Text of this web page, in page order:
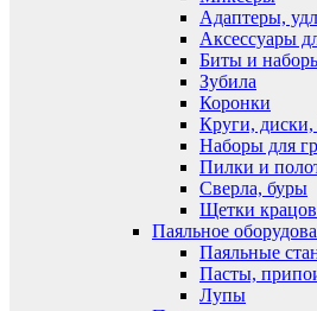
Адаптеры,
Аксессуары
Биты и
Зубила
Коронки
Круги,
Наборы для
Пилки и
Сверла, буры
Щетки
Паяльное
Паяльные
Пасты,
Лупы